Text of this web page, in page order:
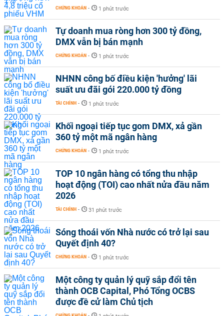
CHỨNG KHOÁN - 1 phút trước
Tự doanh mua ròng hơn 300 tỷ đồng,
DMX vẫn bị bán mạnh
CHỨNG KHOÁN - 1 phút trước
NHNN công bố điều kiện 'hưởng' lãi
suất ưu đãi gói 220.000 tỷ đồng
TÀI CHÍNH - 1 phút trước
Khối ngoại tiếp tục gom DMX, xả gần
360 tỷ một mã ngân hàng
CHỨNG KHOÁN - 1 phút trước
TOP 10 ngân hàng có tổng thu nhập
hoạt động (TOI) cao nhất nửa đầu năm
2026
TÀI CHÍNH - 31 phút trước
Sóng thoái vốn Nhà nước có trở lại sau
Quyết định 40?
CHỨNG KHOÁN - 1 phút trước
Một công ty quản lý quỹ sắp đổi tên
thành OCB Capital, Phó Tổng OCBS
được đề cử làm Chủ tịch